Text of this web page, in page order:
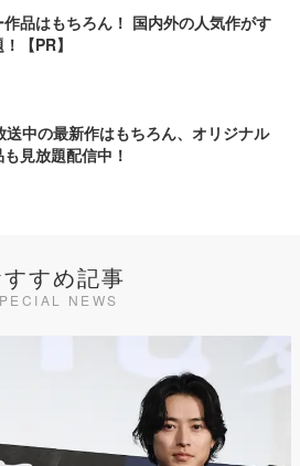
品はもちろん！ 国内外の人気作がす
【PR】
送中の最新作はもちろん、オリジナル
見放題配信中！
すめ記事
NEWS